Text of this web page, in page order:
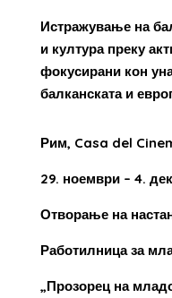
Истражување на
и култура преку
фокусирани кон
балканската и
Рим, Casa del
29. ноември – 4.
Отворање на
Работилница за
„Прозорец на